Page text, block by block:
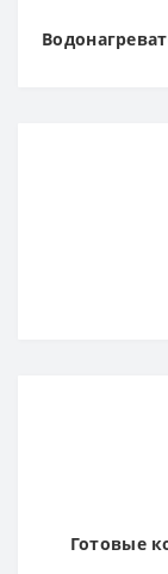
Готовые